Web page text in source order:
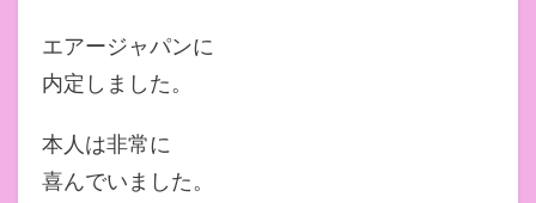
エアージャパンに
内定しました。
本人は非常に
喜んでいました。